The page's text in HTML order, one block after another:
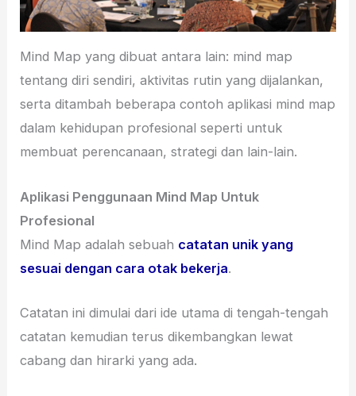
Mind Map yang dibuat antara lain: mind map
tentang diri sendiri, aktivitas rutin yang dijalankan,
serta ditambah beberapa contoh aplikasi mind map
dalam kehidupan profesional seperti untuk
membuat perencanaan, strategi dan lain-lain.
Aplikasi Penggunaan Mind Map Untuk
Profesional
Mind Map adalah sebuah catatan unik yang
sesuai dengan cara otak bekerja.
Catatan ini dimulai dari ide utama di tengah-tengah
catatan kemudian terus dikembangkan lewat
cabang dan hirarki yang ada.